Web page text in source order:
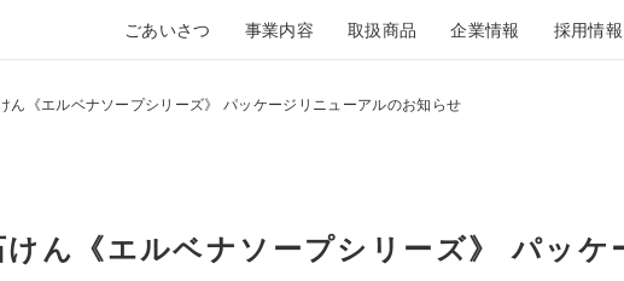
ごあいさつ 事業内容 取扱商品 企業情報 採用情報
《エルベナソープシリーズ》 パッケージリニューアルのお知らせ
ん《エルベナソープシリーズ》 パッケ